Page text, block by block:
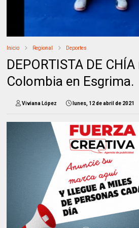
Inicio Regional Deportes
DEPORTISTA DE
Colombia en Esgrima.
Viviana López lunes, 12 de abril de 2021